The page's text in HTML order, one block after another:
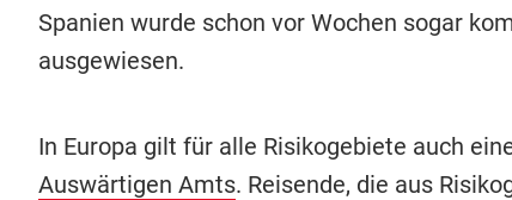
Spanien wurde schon vor Wochen sogar
ausgewiesen.
In Europa gilt für alle Risikogebiete auch
Auswärtigen Amts. Reisende, die aus